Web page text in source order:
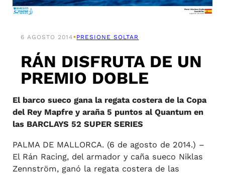
6 AGOSTO 2014•PRESIONE SOLTAR
RÁN DISFRUTA DE UN
PREMIO DOBLE
El barco sueco gana la regata costera de la Copa
del Rey Mapfre y araña 5 puntos al Quantum en
las BARCLAYS 52 SUPER SERIES
PALMA DE MALLORCA. (6 de agosto de 2014.) –
El Rán Racing, del armador y caña sueco Niklas
Zennström, ganó la regata costera de las